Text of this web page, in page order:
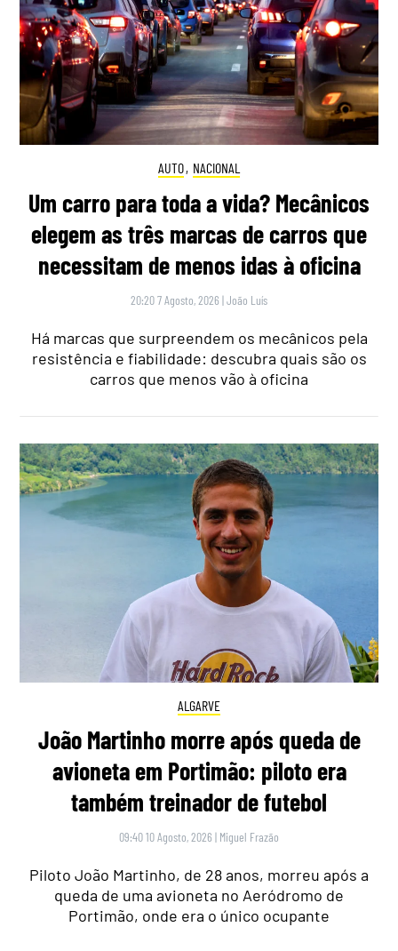
AUTO, NACIONAL
Um carro para toda a vida? Mecânicos
elegem as três marcas de carros que
necessitam de menos idas à oficina
20:20 7 Agosto, 2026 |João Luís
Há marcas que surpreendem os mecânicos pela
resistência e fiabilidade: descubra quais são os
carros que menos vão à oficina
ALGARVE
João Martinho morre após queda de
avioneta em Portimão: piloto era
também treinador de futebol
09:40 10 Agosto, 2026 | Miguel Frazão
Piloto João Martinho, de 28 anos, morreu após a
queda de uma avioneta no Aeródromo de
Portimão, onde era o único ocupante